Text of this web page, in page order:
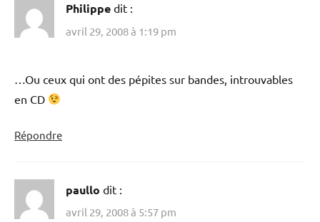
Philippe dit :
avril 29, 2008 à 1:19 pm
…Ou ceux qui ont des pépites sur bandes, introuvables
en CD
Répondre
paullo dit :
avril 29, 2008 à 5:57 pm